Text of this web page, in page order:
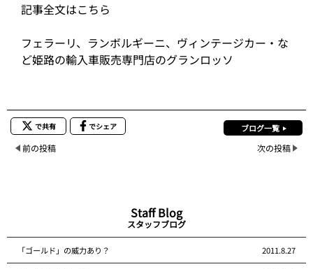
記事全文はこちら
フェラーリ、ランボルギーニ、ヴィンテージカー・な
ど姫路の輸入車販売専門店のグランロッソ
で共有 でシェア ブログ一覧
前の投稿 次の投稿
Staff Blog
スタッフブログ
「ゴールド」の威力あり？ 2011.8.27